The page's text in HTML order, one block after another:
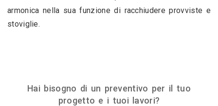
armonica nella sua funzione di racchiudere provviste e
stoviglie.
Hai bisogno di un preventivo per il tuo
progetto e i tuoi lavori?